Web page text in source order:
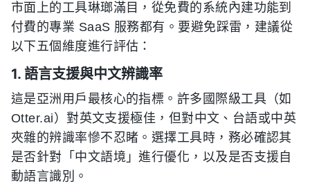
市面上的工具琳瑯滿目，從免費的系統內建功能到
付費的專業 SaaS 服務都有。要避免踩雷，建議從
以下五個維度進行評估：
1. 語言支援與中文辨識率
這是亞洲用戶最核心的指標。許多國際級工具（如
Otter.ai）對英文支援極佳，但對中文、台語或中英
夾雜的辨識率慘不忍睹。選擇工具時，務必確認其
是否針對「中文語境」進行優化，以及是否支援自
動語言識別。